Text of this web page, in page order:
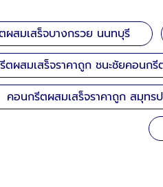
ผสมเสร็จบางกรวย นนทบุรี
ตผสมเสร็จราคาถูก ชนะชัยคอนก
คอนกรีตผสมเสร็จราคาถูก สมุทรป